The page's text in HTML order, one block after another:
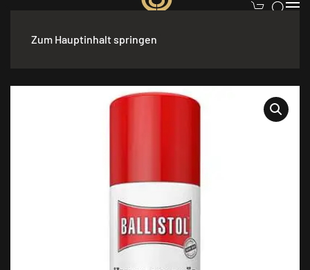
Zum Hauptinhalt springen
Waffen Zubehör & Pflege